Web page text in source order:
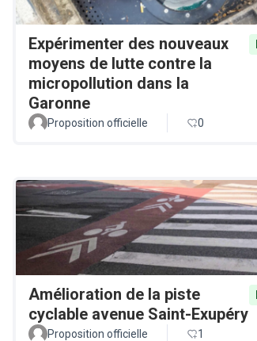
Expérimenter des nouveaux
moyens de lutte contre la
micropollution dans la
Garonne
Proposition officielle 0
Amélioration de la piste
cyclable avenue Saint-Exupéry
Proposition officielle 1